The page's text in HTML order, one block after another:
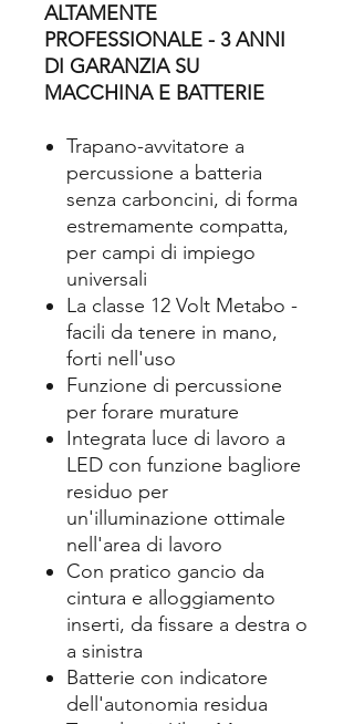
ALTAMENTE
PROFESSIONALE - 3 ANNI
DI GARANZIA SU
MACCHINA E BATTERIE
Trapano-avvitatore a
percussione a batteria
senza carboncini, di forma
estremamente compatta,
per campi di impiego
universali
La classe 12 Volt Metabo -
facili da tenere in mano,
forti nell'uso
Funzione di percussione
per forare murature
Integrata luce di lavoro a
LED con funzione bagliore
residuo per
un'illuminazione ottimale
nell'area di lavoro
Con pratico gancio da
cintura e alloggiamento
inserti, da fissare a destra o
a sinistra
Batterie con indicatore
dell'autonomia residua